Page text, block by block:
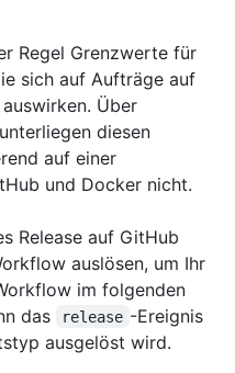
Regel Grenzwerte für
sich auf Aufträge auf
Über
diesen
auf einer
und Docker nicht.
Release auf GitHub
auslösen, um Ihr
im folgenden
das
release -Ereignis
ausgelöst wird.